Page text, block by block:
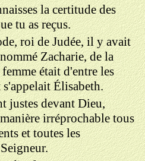
la certitude des
tu as reçus.
roi de Judée, il y avait
Zacharie, de la
était d'entre les
Élisabeth.
justes devant Dieu,
irréprochable tous
et toutes les